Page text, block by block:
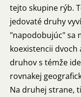
tejto skupine rýb.
jedovaté druhy
"napodobujúc" sa
koexistencii dvoch
druhov s témže
rovnakej
Na druhej strane,